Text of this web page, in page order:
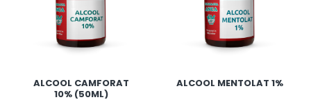
ALCOOL CAMFORAT
10% (50ML)
ALCOOL MENTOLAT 1%